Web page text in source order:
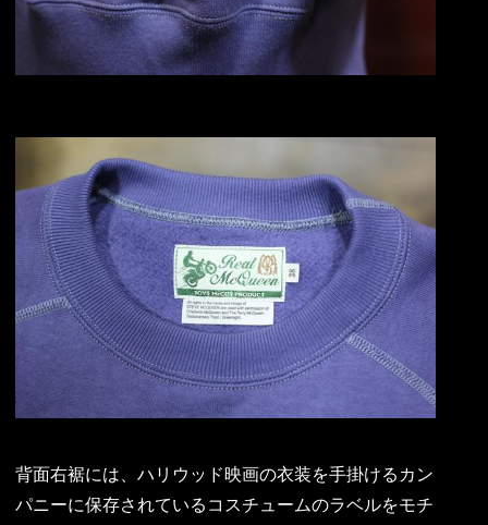
背面右裾には、ハリウッド映画の衣装を手掛けるカン
パニーに保存されているコスチュームのラベルをモチ